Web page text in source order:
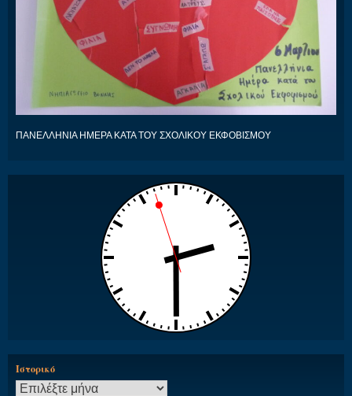
ΠΑΝΕΛΛΗΝΙΑ ΗΜΕΡΑ ΚΑΤΑ ΤΟΥ ΣΧΟΛΙΚΟΥ ΕΚΦΟΒΙΣΜΟΥ
Ιστορικό
Ιστορικό